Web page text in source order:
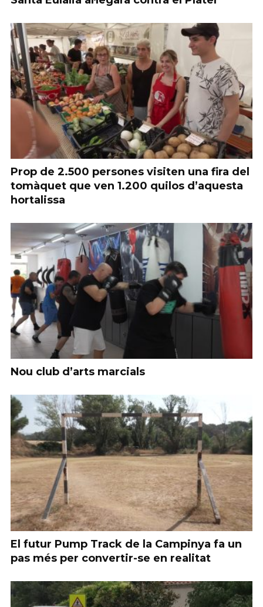
Prop de 2.500 persones visiten una fira del
tomàquet que ven 1.200 quilos d’aquesta
hortalissa
Nou club d’arts marcials
El futur Pump Track de la Campinya fa un
pas més per convertir-se en realitat